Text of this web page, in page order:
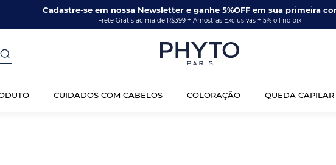
Cadastre-se em nossa Newsletter e ganhe 5%OFF em sua primeira
Frete Grátis acima de R$399 + Amostras Exclusivas + 5% off no pix
CUIDADOS COM CABELOS COLORAÇÃO QUEDA CAPILAR